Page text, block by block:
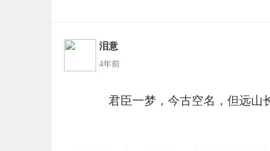
泪意
4年前
君臣一梦，今古空名，但远山